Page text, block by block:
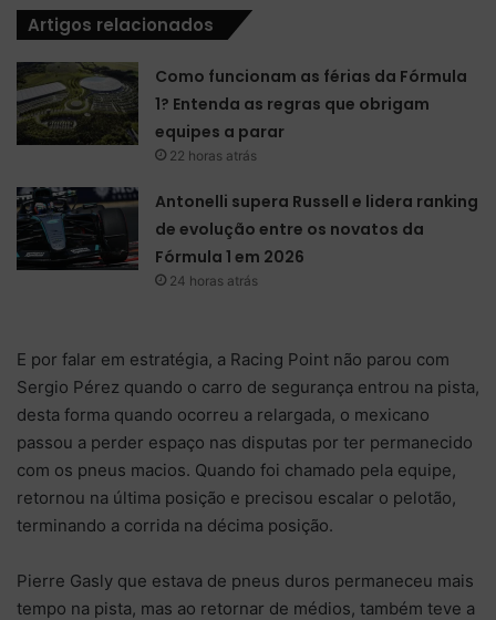
Artigos relacionados
Como funcionam as férias da Fórmula
1? Entenda as regras que obrigam
equipes a parar
22 horas atrás
Antonelli supera Russell e lidera ranking
de evolução entre os novatos da
Fórmula 1 em 2026
24 horas atrás
E por falar em estratégia, a Racing Point não parou com
Sergio Pérez quando o carro de segurança entrou na pista,
desta forma quando ocorreu a relargada, o mexicano
passou a perder espaço nas disputas por ter permanecido
com os pneus macios. Quando foi chamado pela equipe,
retornou na última posição e precisou escalar o pelotão,
terminando a corrida na décima posição.
Pierre Gasly que estava de pneus duros permaneceu mais
tempo na pista, mas ao retornar de médios, também teve a